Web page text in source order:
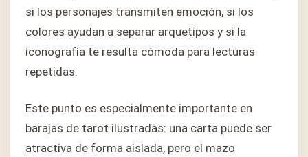
si los personajes transmiten emoción, si los
colores ayudan a separar arquetipos y si la
iconografía te resulta cómoda para lecturas
repetidas.
Este punto es especialmente importante en
barajas de tarot ilustradas: una carta puede ser
atractiva de forma aislada, pero el mazo